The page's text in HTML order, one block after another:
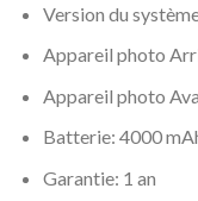
Version du
Appareil photo
Appareil photo
Batterie: 4000
Garantie: 1 an